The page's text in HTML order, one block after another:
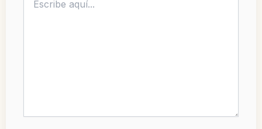
aquí...